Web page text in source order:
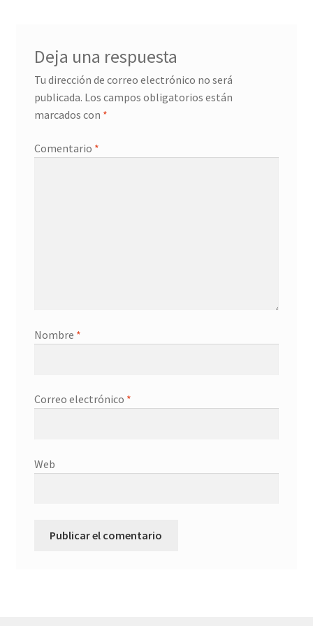
Deja una respuesta
Tu dirección de correo electrónico no será
publicada. Los campos obligatorios están
marcados con *
Comentario *
Nombre *
Correo electrónico *
Web